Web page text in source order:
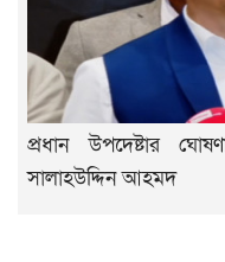
প্রধান উপদেষ্টার
সালাহউদ্দিন আহমদ